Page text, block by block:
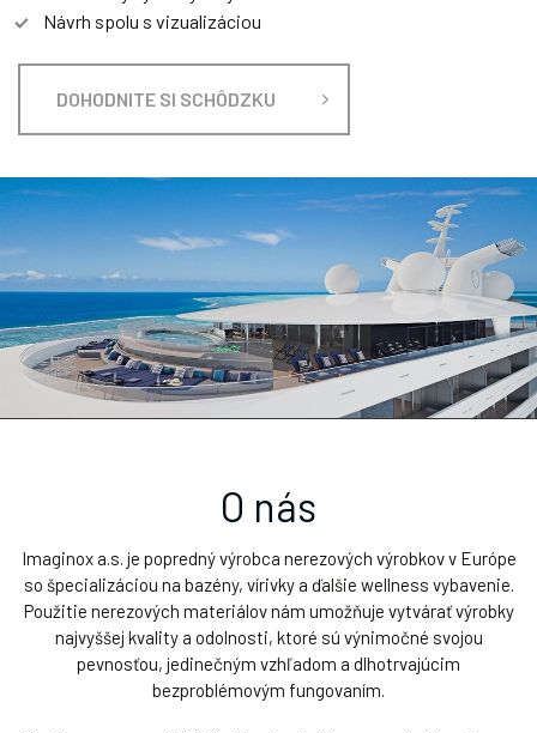
Návrh spolu s vizualizáciou
DOHODNITE SI SCHÔDZKU
O nás
Imaginox a.s. je popredný výrobca nerezových výrobkov v Európe
so špecializáciou na bazény, vírivky a ďalšie wellness vybavenie.
Použitie nerezových materiálov nám umožňuje vytvárať výrobky
najvyššej kvality a odolnosti, ktoré sú výnimočné svojou
pevnosťou, jedinečným vzhľadom a dlhotrvajúcim
bezproblémovým fungovaním.